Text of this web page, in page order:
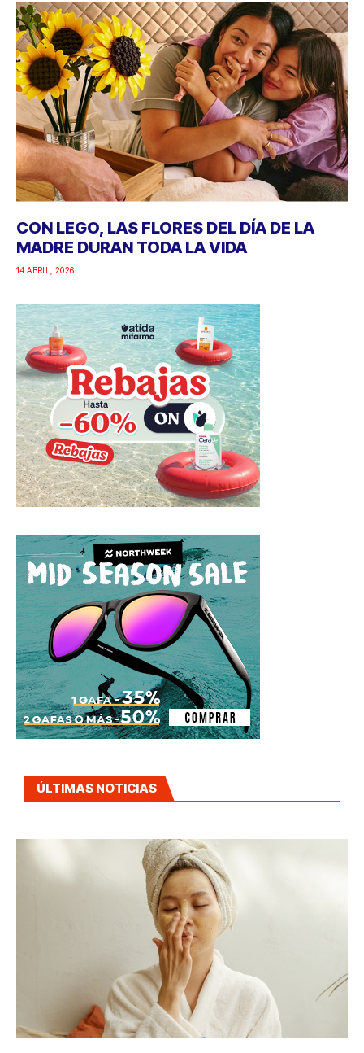
CON LEGO, LAS FLORES DEL DÍA DE LA
MADRE DURAN TODA LA VIDA
14 ABRIL, 2026
ÚLTIMAS NOTICIAS